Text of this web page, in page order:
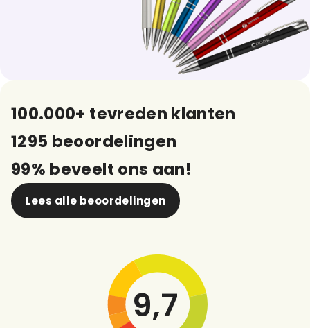
100.000+ tevreden klanten
1295 beoordelingen
99% beveelt ons aan!
Lees alle beoordelingen
9,7